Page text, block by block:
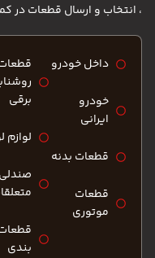
، انتخاب و ارسال قطعات در
داخل خودرو
خودرو
ایرانی
قطعات بدنه
قطعات
موتوری
برقی
بندی